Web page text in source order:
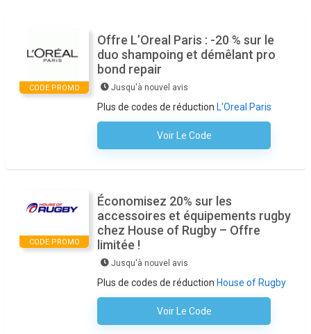
CODE PROMO
Offre L’Oreal Paris : -20 % sur le
duo shampoing et démêlant pro
bond repair
Jusqu'à nouvel avis
Plus de codes de réduction L'Oreal Paris
Voir Le Code
Aucun Code N'est Nécessaire
CODE PROMO
Économisez 20% sur les
accessoires et équipements rugby
chez House of Rugby – Offre
limitée !
Jusqu'à nouvel avis
Plus de codes de réduction House of Rugby
Voir Le Code
Aucun Code N'est Nécessaire